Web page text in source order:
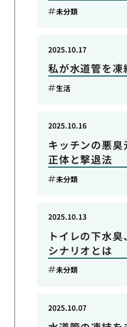
未分類
私が水道管を凍
2025.10.17
生活
キッチンの悪
正体と撃退法
2025.10.16
未分類
トイレの下水
シナリオとは
2025.10.13
未分類
2025.10.07